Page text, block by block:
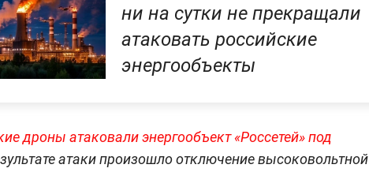
ни на сутки не прекращали
атаковать российские
энергообъекты
дроны атаковали энергообъект «Россетей» под
атаки произошло отключение высоковольтной